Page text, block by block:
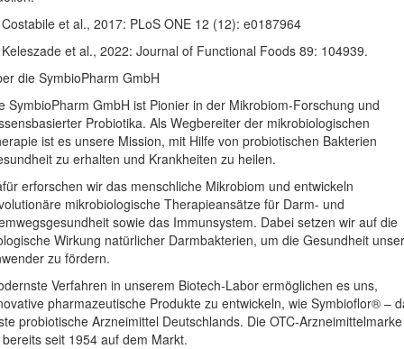
et al., 2017: PLoS ONE 12 (12): e0187964
et al., 2022: Journal of Functional Foods 89: 104939.
die SymbioPharm GmbH
SymbioPharm GmbH ist Pionier in der Mikrobiom-Forschung und
Probiotika. Als Wegbereiter der mikrobiologischen
ist es unsere Mission, mit Hilfe von probiotischen Bakterien
zu erhalten und Krankheiten zu heilen.
erforschen wir das menschliche Mikrobiom und entwickeln
mikrobiologische Therapieansätze für Darm- und
sowie das Immunsystem. Dabei setzen wir auf die
Wirkung natürlicher Darmbakterien, um die Gesundheit
zu fördern.
Verfahren in unserem Biotech-Labor ermöglichen es uns,
pharmazeutische Produkte zu entwickeln, wie Symbioflor® –
probiotische Arzneimittel Deutschlands. Die OTC-Arzneimittelmarke
seit 1954 auf dem Markt.